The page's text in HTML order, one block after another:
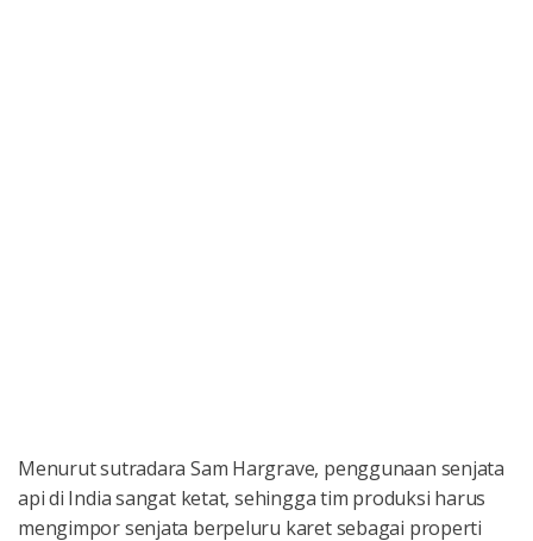
Menurut sutradara Sam Hargrave, penggunaan senjata
api di India sangat ketat, sehingga tim produksi harus
mengimpor senjata berpeluru karet sebagai properti